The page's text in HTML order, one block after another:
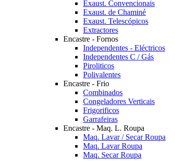
Exaust. Convencionais
Exaust. de Chaminé
Exaust. Telescópicos
Extractores
Encastre - Fornos
Independentes - Eléctricos
Independentes C / Gás
Piroliticos
Polivalentes
Encastre - Frio
Combinados
Congeladores Verticais
Frigorificos
Garrafeiras
Encastre - Maq. L. Roupa
Maq. Lavar / Secar Roupa
Maq. Lavar Roupa
Maq. Secar Roupa